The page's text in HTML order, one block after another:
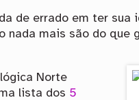
de errado em ter
nada mais são do
Norte
lista dos 5